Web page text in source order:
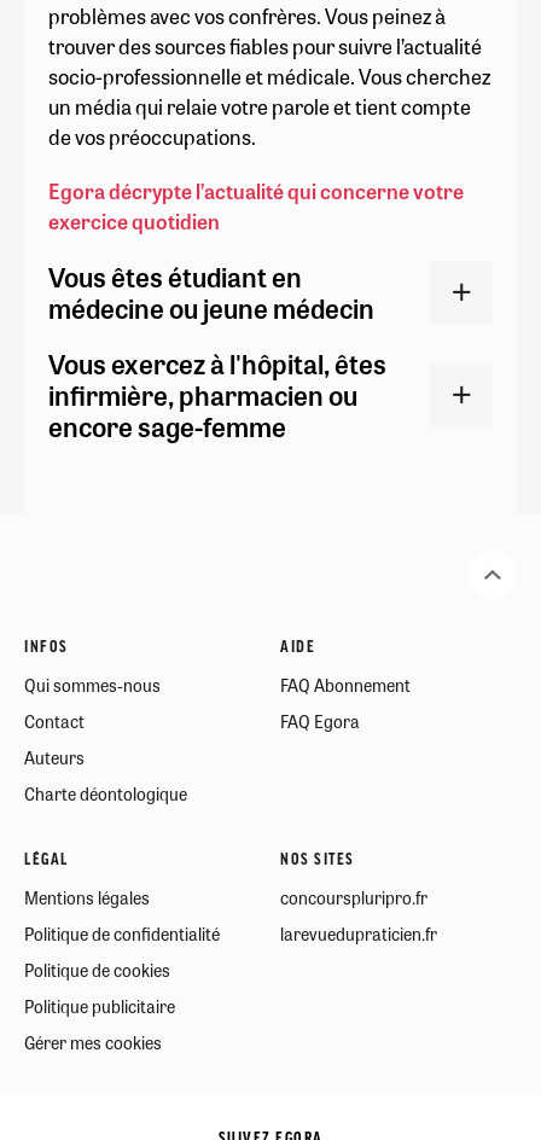
problèmes avec vos confrères. Vous peinez à
trouver des sources fiables pour suivre l’actualité
socio-professionnelle et médicale. Vous cherchez
un média qui relaie votre parole et tient compte
de vos préoccupations.
Egora décrypte l’actualité qui concerne votre
exercice quotidien
Vous êtes étudiant en
médecine ou jeune médecin
Vous exercez à l'hôpital, êtes
infirmière, pharmacien ou
encore sage-femme
INFOS
Qui sommes-nous
Contact
Auteurs
Charte déontologique
AIDE
FAQ Abonnement
FAQ Egora
LÉGAL
Mentions légales
Politique de confidentialité
Politique de cookies
Politique publicitaire
Gérer mes cookies
NOS SITES
concourspluripro.fr
larevuedupraticien.fr